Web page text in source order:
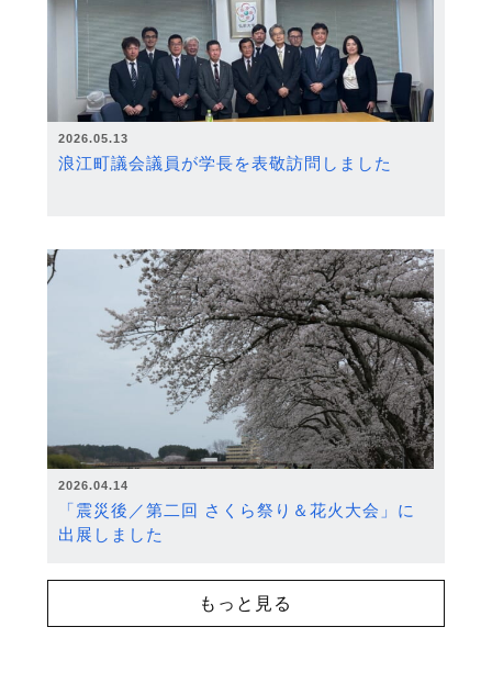
2026.05.13
浪江町議会議員が学長を表敬訪問しました
2026.04.14
「震災後／第二回 さくら祭り＆花火大会」に
出展しました
もっと見る